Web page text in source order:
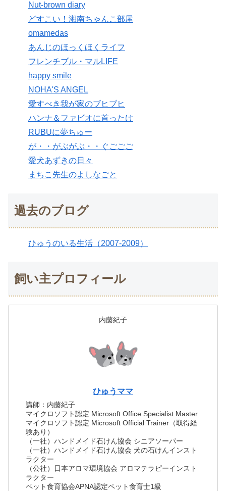
Nut-brown diary
どすこい！湘南ちゃんこ部屋
omamedas
あんじのほっくほくライフ
フレンチブル・マルLIFE
happy smile
NOHA'S ANGEL
愛すべき我が家のブヒブヒ
ハンナ＆ファビオに首ったけ
RUBUに夢ちゅー
が・・がぶがぶ・・ぐごごご
愛犬あずきの日々
まちこ先生のよしなごと
過去のブログ
ひゅうのいる生活（2007-2009）
飼い主プロフィール
内藤紀子
ひゅうママ
講師：内藤紀子
マイクロソフト認定 Microsoft Office Specialist Master
マイクロソフト認定 Microsoft Official Trainer（取得経
験あり）
（一社）ハンドメイド石けん協会 シニアソーパー
（一社）ハンドメイド石けん協会 犬の石けんインスト
ラクター
（公社）日本アロマ環境協会 アロマテラピーインスト
ラクター
ペット食育協会APNA認定ペット食育士1級